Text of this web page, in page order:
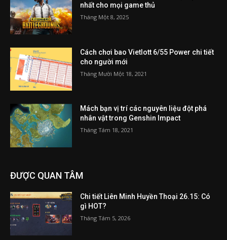
nhất cho mọi game thủ
Tháng Một 8, 2025
Cách chơi bao Vietlott 6/55 Power chi tiết
cho người mới
Tháng Mười Một 18, 2021
Mách bạn vị trí các nguyên liệu đột phá
nhân vật trong Genshin Impact
Tháng Tám 18, 2021
ĐƯỢC QUAN TÂM
Chi tiết Liên Minh Huyền Thoại 26.15: Có
gì HOT?
Tháng Tám 5, 2026